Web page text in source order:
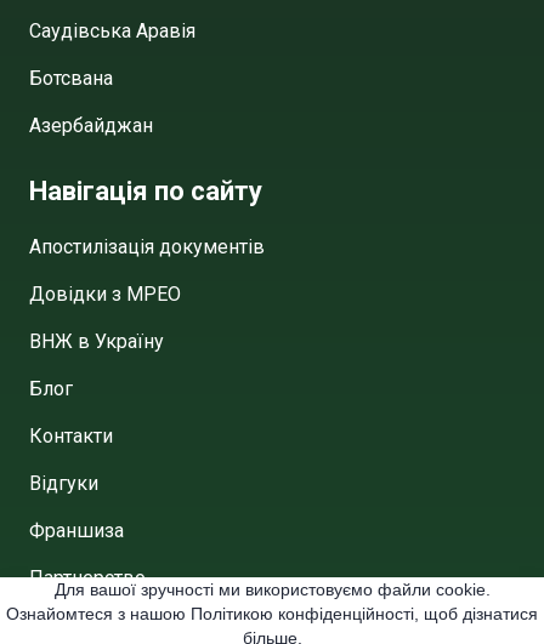
Саудівська Аравія
Ботсвана
Азербайджан
Навігація по сайту
Апостилізація документів
Довідки з МРЕО
ВНЖ в Україну
Блог
Контакти
Відгуки
Франшиза
Партнерство
Договір публічної аферти
Для вашої зручності ми використовуємо файли cookie.
Ознайомтеся з нашою Політикою конфіденційності, щоб дізнатися
більше.